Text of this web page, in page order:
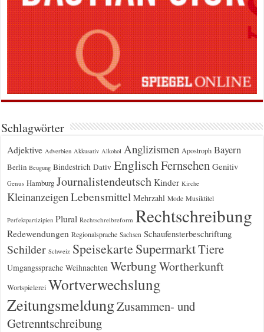
Schlagwörter
Adjektive Adverbien Akkusativ Alkohol Anglizismen Apostroph Bayern
Berlin Beugung Bindestrich Dativ EnglischFernsehen Genitiv
Genus Hamburg Journalistendeutsch Kinder Kirche
Kleinanzeigen Lebensmittel Mehrzahl Mode Musiktitel
Perfektpartizipien Plural Rechtschreibreform Rechtschreibung
Redewendungen Regionalsprache Sachsen Schaufensterbeschriftung
Schilder Schweiz Speisekarte SupermarktTiere
Umgangssprache Weihnachten WerbungWortherkunft
Wortspielerei Wortverwechslung
ZeitungsmeldungZusammen- und
Getrenntschreibung